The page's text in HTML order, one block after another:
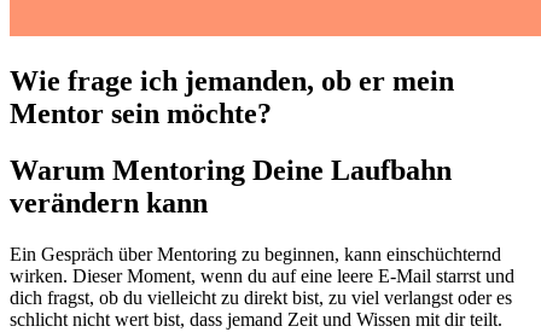
Wie frage ich jemanden, ob er mein
Mentor sein möchte?
Warum Mentoring Deine Laufbahn
verändern kann
Ein Gespräch über Mentoring zu beginnen, kann einschüchternd
wirken. Dieser Moment, wenn du auf eine leere E-Mail starrst und
dich fragst, ob du vielleicht zu direkt bist, zu viel verlangst oder es
schlicht nicht wert bist, dass jemand Zeit und Wissen mit dir teilt.